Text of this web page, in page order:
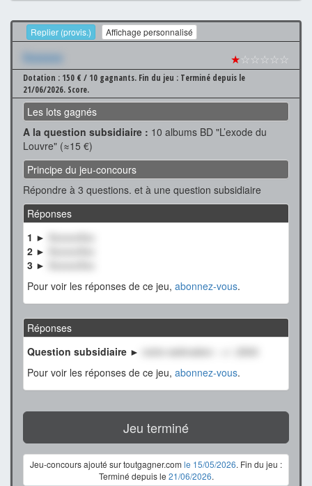
Replier (provis.) Affichage personnalisé
Xxxxxxx ★☆☆☆☆☆
Dotation : 150 € / 10 gagnants. Fin du jeu : Terminé depuis le
21/06/2026. Score.
Les lots gagnés
A la question subsidiaire : 10 albums BD "L’exode du
Louvre" (≈15 €)
Principe du jeu-concours
Répondre à 3 questions. et à une question subsidiaire
Réponses
1 ►
XxxxxxXxx
2 ►
3 ►
Pour voir les réponses de ce jeu, abonnez-vous.
Réponses
Question subsidiaire ►
notre estimation : +/- 2500
Pour voir les réponses de ce jeu, abonnez-vous.
Jeu terminé
Jeu-concours ajouté sur toutgagner.com le 15/05/2026. Fin du jeu :
Terminé depuis le 21/06/2026.